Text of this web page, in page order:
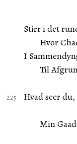
Stirr i det
Hvor
I
Til
Hvad seer
Min